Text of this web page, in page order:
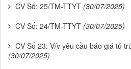
CV Số: 25/TM-TTYT (30/07/2025)
CV Số: 24/TM-TTYT (30/07/2025)
CV Số 23: V/v yêu cầu báo giá tủ
(30/07/2025)